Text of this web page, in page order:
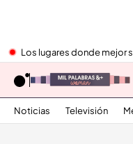
Los lugares donde mejor
Noticias Televisión